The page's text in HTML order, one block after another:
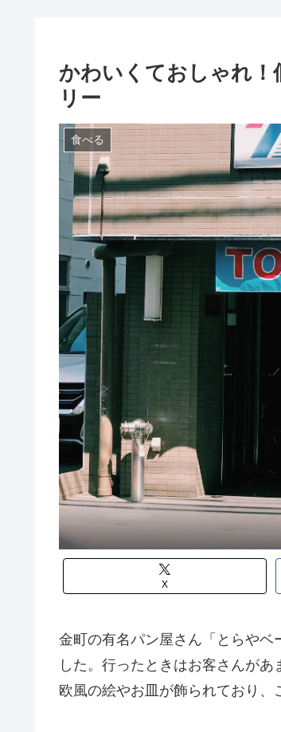
かわいくておしゃれ！
リー
食べる
X
金町の有名パン屋さん「とらやベ
した。行ったときはお客さんが
欧風の絵やお皿が飾られており、